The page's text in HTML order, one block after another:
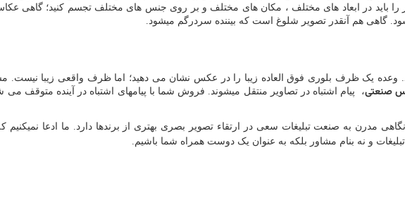
را باید در ابعاد های مختلف ، مکان های مختلف و بر روی جنس های مختلف تجسم کنید؛ گاهی
گاهی هم آنقدر تصویر شلوغ است که بیننده سردرگم میشود.
یک ظرف بلوری فوق العاده زیبا را در عکس نشان می دهید؛ اما ظرف واقعی زیبا نیست.
صنعتی، پیام اشتباه در تصاویر منتقل میشوند. فروش شما با پیامهای اشتباه در آینده متوقف می
مدرن به صنعت تبلیغات سعی در ارتقاء تصویر بصری بهتری از برندها دارد. ما ادعا
و نه بنام مشاور بلکه به عنوان یک دوست همراه شما باشیم.